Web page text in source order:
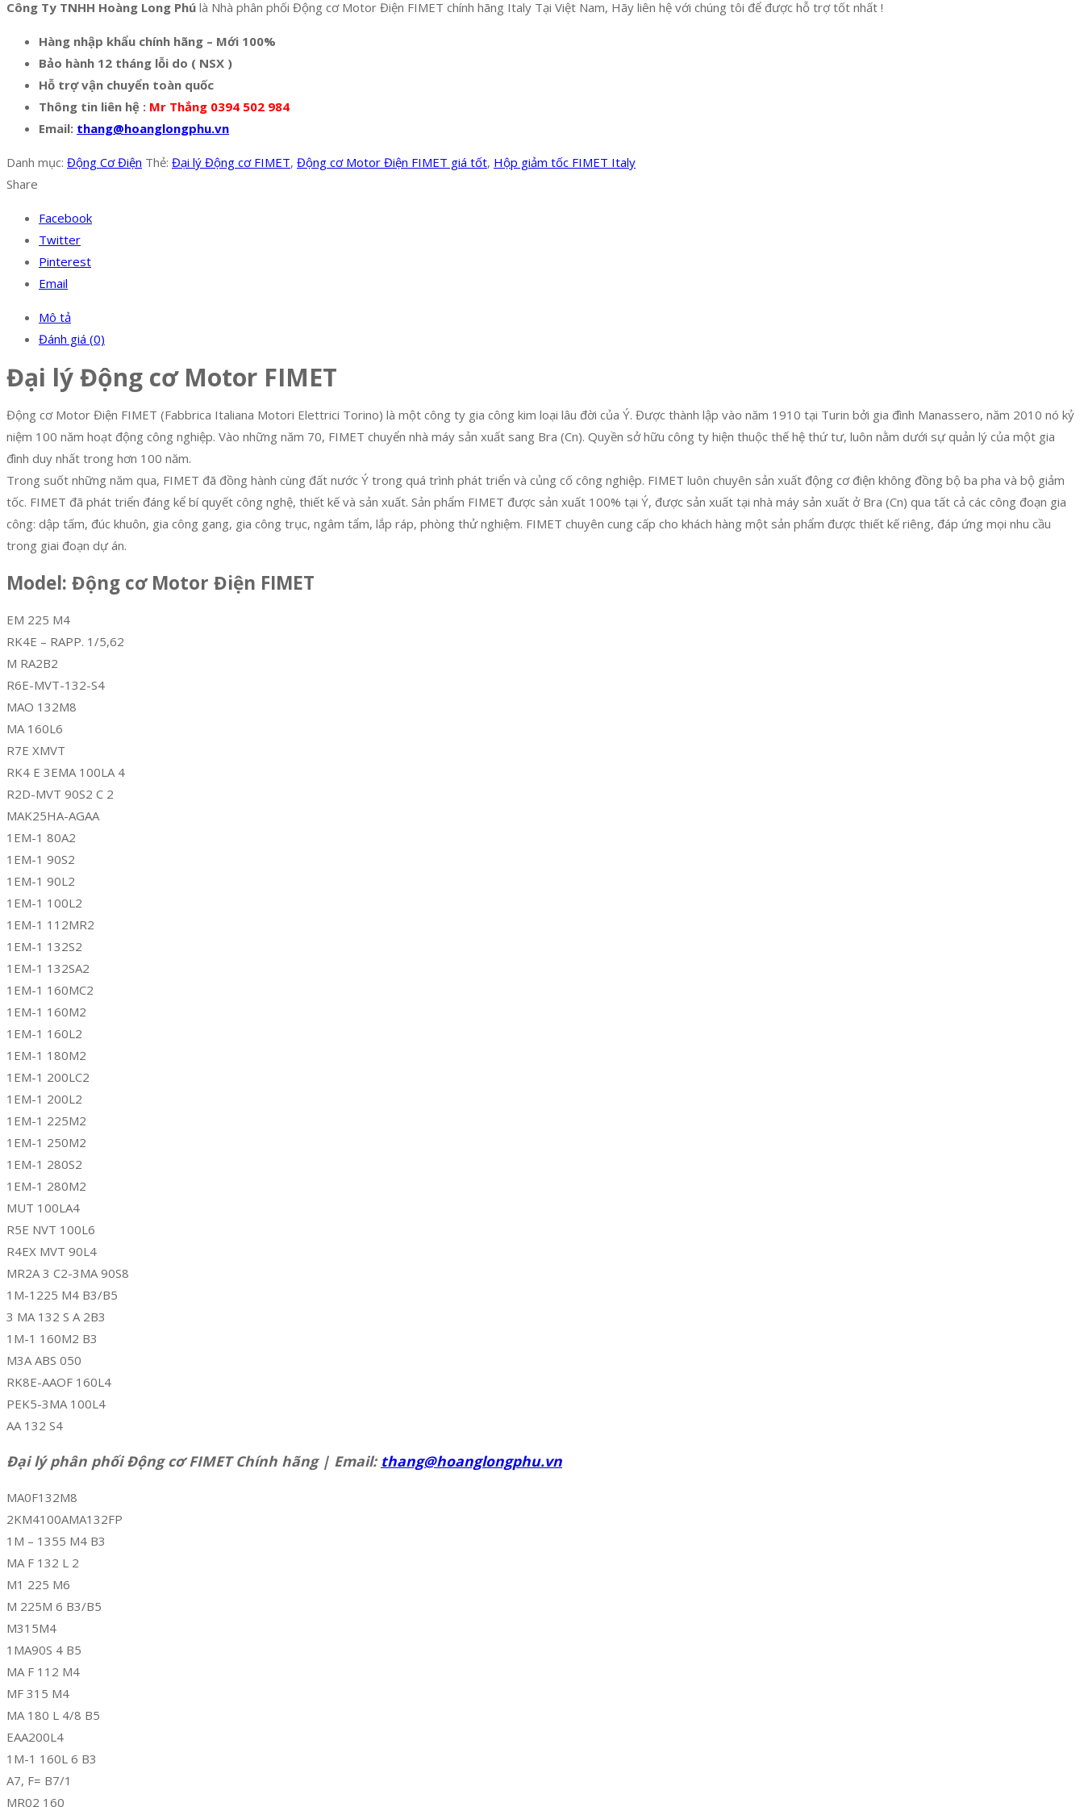
Công Ty TNHH Hoàng Long Phú là Nhà phân phối Động cơ Motor Điện FIMET chính hãng Italy Tại Việt Nam, Hãy liên hệ với chúng tôi để được hỗ trợ tốt nhất !
Hàng nhập khẩu chính hãng – Mới 100%
Bảo hành 12 tháng lỗi do ( NSX )
Hỗ trợ vận chuyển toàn quốc
Thông tin liên hệ : Mr Thắng 0394 502 984
Email: thang@hoanglongphu.vn
Danh mục: Động Cơ Điện Thẻ: Đại lý Động cơ FIMET, Động cơ Motor Điện FIMET giá tốt, Hộp giảm tốc FIMET Italy
Share
Facebook
Twitter
Pinterest
Email
Mô tả
Đánh giá (0)
Đại lý Động cơ Motor FIMET
Động cơ Motor Điện FIMET (Fabbrica Italiana Motori Elettrici Torino) là một công ty gia công kim loại lâu đời của Ý. Được thành lập vào năm 1910 tại Turin bởi gia đình Manassero, năm 2010 nó kỷ
niệm 100 năm hoạt động công nghiệp. Vào những năm 70, FIMET chuyển nhà máy sản xuất sang Bra (Cn). Quyền sở hữu công ty hiện thuộc thế hệ thứ tư, luôn nằm dưới sự quản lý của một gia
đình duy nhất trong hơn 100 năm.
Trong suốt những năm qua, FIMET đã đồng hành cùng đất nước Ý trong quá trình phát triển và củng cố công nghiệp. FIMET luôn chuyên sản xuất động cơ điện không đồng bộ ba pha và bộ giảm
tốc. FIMET đã phát triển đáng kể bí quyết công nghệ, thiết kế và sản xuất. Sản phẩm FIMET được sản xuất 100% tại Ý, được sản xuất tại nhà máy sản xuất ở Bra (Cn) qua tất cả các công đoạn gia
công: dập tấm, đúc khuôn, gia công gang, gia công trục, ngâm tẩm, lắp ráp, phòng thử nghiệm. FIMET chuyên cung cấp cho khách hàng một sản phẩm được thiết kế riêng, đáp ứng mọi nhu cầu
trong giai đoạn dự án.
Model: Động cơ Motor Điện FIMET
EM 225 M4
RK4E – RAPP. 1/5,62
M RA2B2
R6E-MVT-132-S4
MAO 132M8
MA 160L6
R7E XMVT
RK4 E 3EMA 100LA 4
R2D-MVT 90S2 C 2
MAK25HA-AGAA
1EM-1 80A2
1EM-1 90S2
1EM-1 90L2
1EM-1 100L2
1EM-1 112MR2
1EM-1 132S2
1EM-1 132SA2
1EM-1 160MC2
1EM-1 160M2
1EM-1 160L2
1EM-1 180M2
1EM-1 200LC2
1EM-1 200L2
1EM-1 225M2
1EM-1 250M2
1EM-1 280S2
1EM-1 280M2
MUT 100LA4
R5E NVT 100L6
R4EX MVT 90L4
MR2A 3 C2-3MA 90S8
1M-1225 M4 B3/B5
3 MA 132 S A 2B3
1M-1 160M2 B3
M3A ABS 050
RK8E-AAOF 160L4
PEK5-3MA 100L4
AA 132 S4
Đại lý phân phối Động cơ FIMET Chính hãng | Email: thang@hoanglongphu.vn
MA0F132M8
2KM4100AMA132FP
1M – 1355 M4 B3
MA F 132 L 2
M1 225 M6
M 225M 6 B3/B5
M315M4
1MA90S 4 B5
MA F 112 M4
MF 315 M4
MA 180 L 4/8 B5
EAA200L4
1M-1 160L 6 B3
A7, F= B7/1
MR02 160